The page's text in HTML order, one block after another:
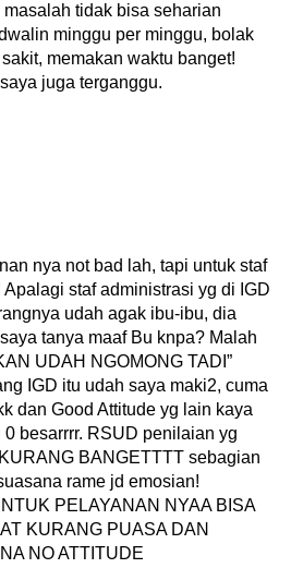
tidak bisa seharian
minggu per minggu, bolak
memakan waktu banget!
juga terganggu.
nya not bad lah, tapi untuk staf
staf administrasi yg di IGD
udah agak ibu-ibu, dia
tanya maaf Bu knpa? Malah
UDAH NGOMONG TADI”
IGD itu udah saya maki2, cuma
dan Good Attitude yg lain kaya
besarrrr. RSUD penilaian yg
BANGETTTT sebagian
rame jd emosian!
PELAYANAN NYAA BISA
KURANG PUASA DAN
NO ATTITUDE